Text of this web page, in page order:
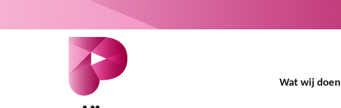
Wat wij doen